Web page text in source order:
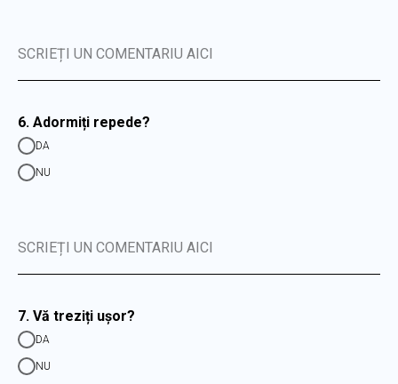
SCRIEȚI UN COMENTARIU AICI
6. Adormiți repede?
DA
NU
SCRIEȚI UN COMENTARIU AICI
7. Vă treziți ușor?
DA
NU